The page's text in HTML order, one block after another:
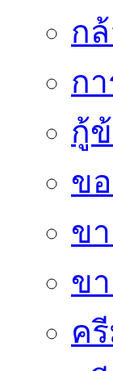
ก
ก
กู้
ข
ข
ข
ค